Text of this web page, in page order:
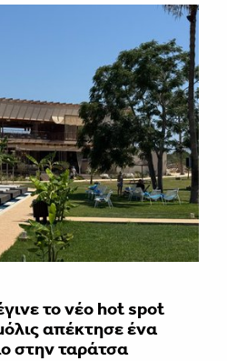
το νέο hot spot
απέκτησε ένα
στην ταράτσα